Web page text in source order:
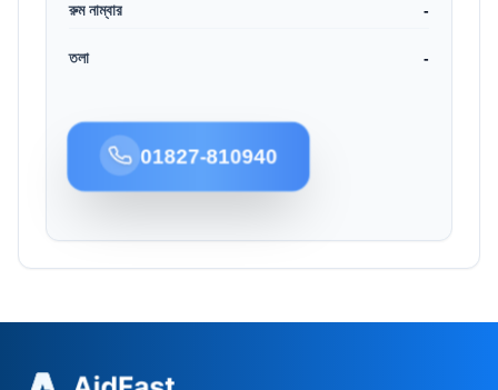
রুম নাম্বার -
তলা -
01827-810940